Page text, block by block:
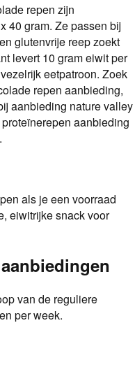
repen zijn
40 gram. Ze passen bij
glutenvrije reep zoekt
levert 10 gram eiwit per
eetpatroon. Zoek
repen aanbieding,
aanbieding nature valley
aanbieding
als je een voorraad
eiwitrijke snack voor
van de reguliere
per week.